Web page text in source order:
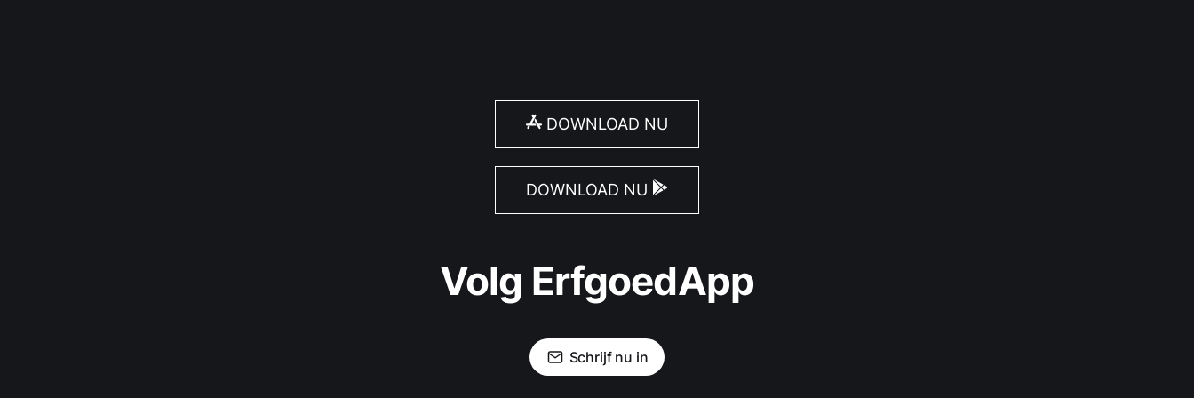
DOWNLOAD NU
DOWNLOAD NU
Volg ErfgoedApp
Schrijf nu in